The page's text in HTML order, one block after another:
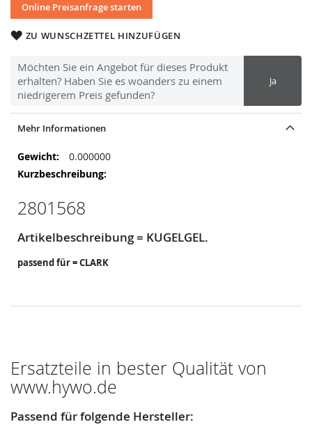
Online Preisanfrage starten
ZU WUNSCHZETTEL HINZUFÜGEN
Möchten Sie ein Angebot für dieses Produkt
erhalten? Haben Sie es woanders zu einem
niedrigerem Preis gefunden?
Ja
Mehr Informationen
Mehr
Informationen
0.000000
2801568
Artikelbeschreibung = KUGELGEL.
passend für = CLARK
Ersatzteile in bester Qualität von
www.hywo.de
Passend für folgende Hersteller: